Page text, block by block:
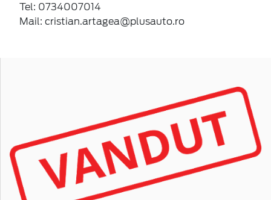
Tel: 0734007014
Mail: cristian.artagea@plusauto.ro